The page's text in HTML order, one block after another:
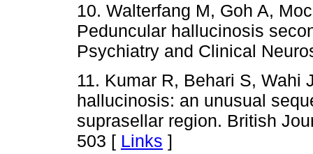
10. Walterfang M, Goh A,
Peduncular hallucinosis
Psychiatry and Clinical
11. Kumar R, Behari S, Wahi
hallucinosis: an unusual
suprasellar region. British
503 [ Links ]